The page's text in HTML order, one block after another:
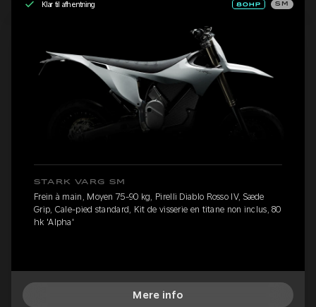
Klar til afhentning SM
STARK VARG SM
Frein à main, Moyen 75-90 kg, Pirelli Diablo Rosso IV, Sæde
Grip, Cale-pied standard, Kit de visserie en titane non inclus, 80
hk 'Alpha'
Mere info